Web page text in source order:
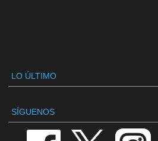
LO ÚLTIMO
SÍGUENOS